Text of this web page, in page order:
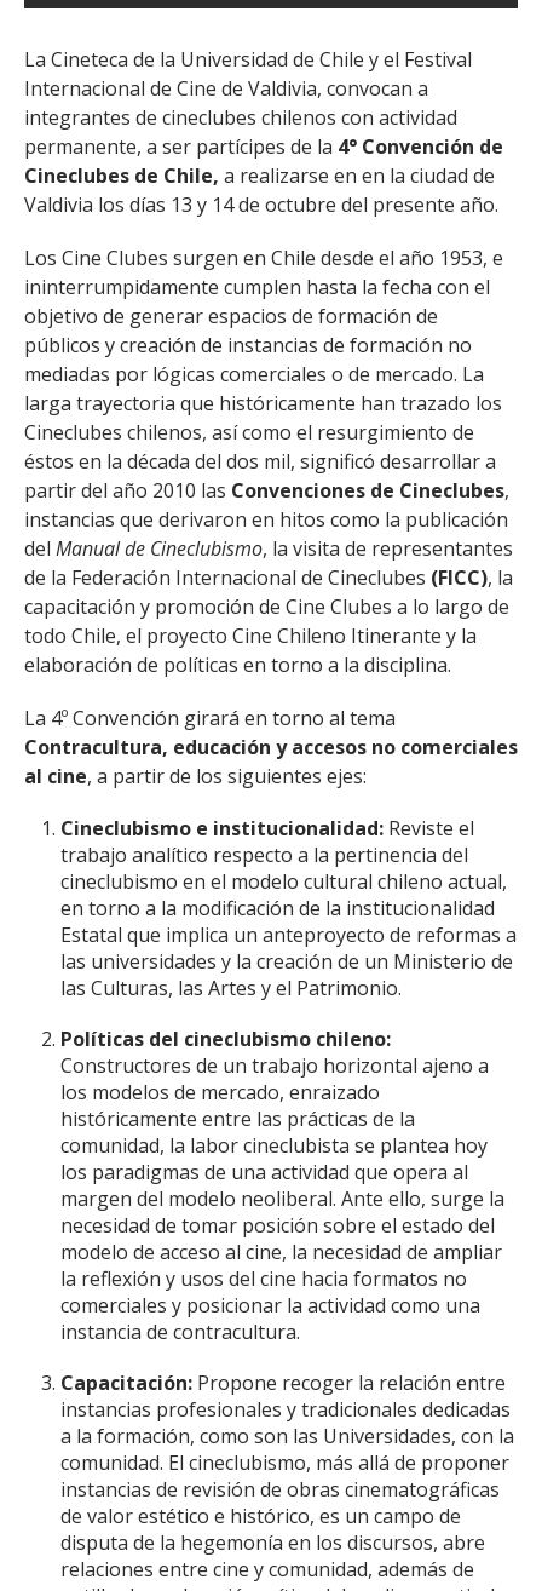
La Cineteca de la Universidad de Chile y el Festival
Internacional de Cine de Valdivia, convocan a
integrantes de cineclubes chilenos con actividad
permanente, a ser partícipes de la 4° Convención de
Cineclubes de Chile, a realizarse en en la ciudad de
Valdivia los días 13 y 14 de octubre del presente año.
Los Cine Clubes surgen en Chile desde el año 1953, e
ininterrumpidamente cumplen hasta la fecha con el
objetivo de generar espacios de formación de
públicos y creación de instancias de formación no
mediadas por lógicas comerciales o de mercado. La
larga trayectoria que históricamente han trazado los
Cineclubes chilenos, así como el resurgimiento de
éstos en la década del dos mil, significó desarrollar a
partir del año 2010 las Convenciones de Cineclubes,
instancias que derivaron en hitos como la publicación
del Manual de Cineclubismo, la visita de representantes
de la Federación Internacional de Cineclubes (FICC), la
capacitación y promoción de Cine Clubes a lo largo de
todo Chile, el proyecto Cine Chileno Itinerante y la
elaboración de políticas en torno a la disciplina.
La 4º Convención girará en torno al tema
Contracultura, educación y accesos no comerciales
al cine, a partir de los siguientes ejes:
Cineclubismo e institucionalidad: Reviste el
trabajo analítico respecto a la pertinencia del
cineclubismo en el modelo cultural chileno actual,
en torno a la modificación de la institucionalidad
Estatal que implica un anteproyecto de reformas a
las universidades y la creación de un Ministerio de
las Culturas, las Artes y el Patrimonio.
Políticas del cineclubismo chileno:
Constructores de un trabajo horizontal ajeno a
los modelos de mercado, enraizado
históricamente entre las prácticas de la
comunidad, la labor cineclubista se plantea hoy
los paradigmas de una actividad que opera al
margen del modelo neoliberal. Ante ello, surge la
necesidad de tomar posición sobre el estado del
modelo de acceso al cine, la necesidad de ampliar
la reflexión y usos del cine hacia formatos no
comerciales y posicionar la actividad como una
instancia de contracultura.
Capacitación: Propone recoger la relación entre
instancias profesionales y tradicionales dedicadas
a la formación, como son las Universidades, con la
comunidad. El cineclubismo, más allá de proponer
instancias de revisión de obras cinematográficas
de valor estético e histórico, es un campo de
disputa de la hegemonía en los discursos, abre
relaciones entre cine y comunidad, además de